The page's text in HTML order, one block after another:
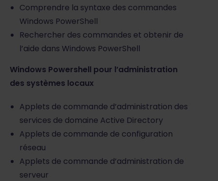
Comprendre la syntaxe des commandes
Windows PowerShell
Rechercher des commandes et obtenir de
l’aide dans Windows PowerShell
Windows Powershell pour l’administration
des systèmes locaux
Applets de commande d’administration des
services de domaine Active Directory
Applets de commande de configuration
réseau
Applets de commande d’administration de
serveur